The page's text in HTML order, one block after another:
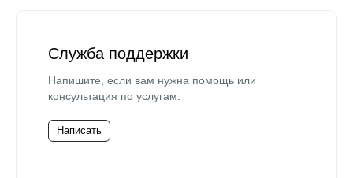
Служба поддержки
Напишите, если вам нужна помощь или
консультация по услугам.
Написать